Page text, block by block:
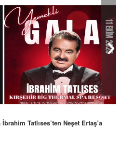
Tatlıses’ten Neşet Ertaş’a
Mesaj: “Unutulmaz Bir Gece